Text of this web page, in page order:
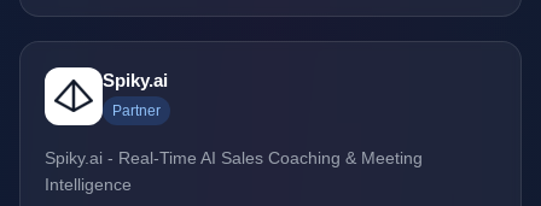
Spiky.ai
Partner
Spiky.ai - Real-Time AI Sales Coaching & Meeting
Intelligence